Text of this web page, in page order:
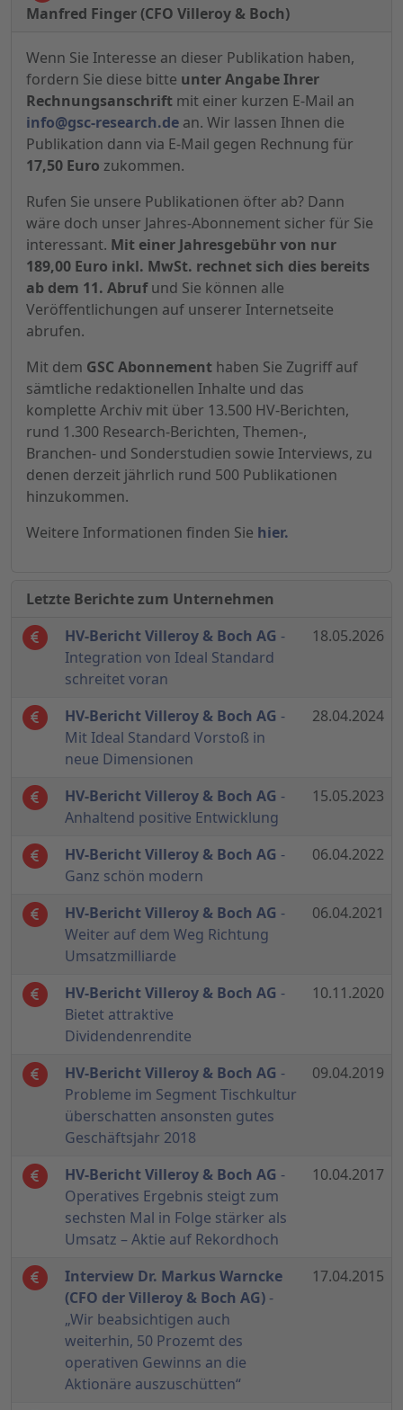
Manfred Finger (CFO Villeroy & Boch)
Wenn Sie Interesse an dieser Publikation haben,
fordern Sie diese bitte unter Angabe Ihrer
Rechnungsanschrift mit einer kurzen E-Mail an
info@gsc-research.de an. Wir lassen Ihnen die
Publikation dann via E-Mail gegen Rechnung für
17,50 Euro zukommen.
Rufen Sie unsere Publikationen öfter ab? Dann
wäre doch unser Jahres-Abonnement sicher für Sie
interessant. Mit einer Jahresgebühr von nur
189,00 Euro inkl. MwSt. rechnet sich dies bereits
ab dem 11. Abrufund Sie können alle
Veröffentlichungen auf unserer Internetseite
abrufen.
Mit dem GSC Abonnement haben Sie Zugriff auf
sämtliche redaktionellen Inhalte und das
komplette Archiv mit über 13.500 HV-Berichten,
rund 1.300 Research-Berichten, Themen-,
Branchen- und Sonderstudien sowie Interviews, zu
denen derzeit jährlich rund 500 Publikationen
hinzukommen.
Weitere Informationen finden Sie hier.
Letzte Berichte zum Unternehmen
HV-Bericht Villeroy & Boch AG -
Integration von Ideal Standard
schreitet voran
18.05.2026
HV-Bericht Villeroy & Boch AG -
Mit Ideal Standard Vorstoß in
neue Dimensionen
28.04.2024
HV-Bericht Villeroy & Boch AG -
Anhaltend positive Entwicklung
15.05.2023
HV-Bericht Villeroy & Boch AG -
Ganz schön modern
06.04.2022
HV-Bericht Villeroy & Boch AG -
Weiter auf dem Weg Richtung
Umsatzmilliarde
06.04.2021
HV-Bericht Villeroy & Boch AG -
Bietet attraktive
Dividendenrendite
10.11.2020
HV-Bericht Villeroy & Boch AG -
Probleme im Segment Tischkultur
überschatten ansonsten gutes
Geschäftsjahr 2018
09.04.2019
HV-Bericht Villeroy & Boch AG -
Operatives Ergebnis steigt zum
sechsten Mal in Folge stärker als
Umsatz – Aktie auf Rekordhoch
10.04.2017
Interview Dr. Markus Warncke
(CFO der Villeroy & Boch AG) -
„Wir beabsichtigen auch
weiterhin, 50 Prozemt des
operativen Gewinns an die
Aktionäre auszuschütten“
17.04.2015